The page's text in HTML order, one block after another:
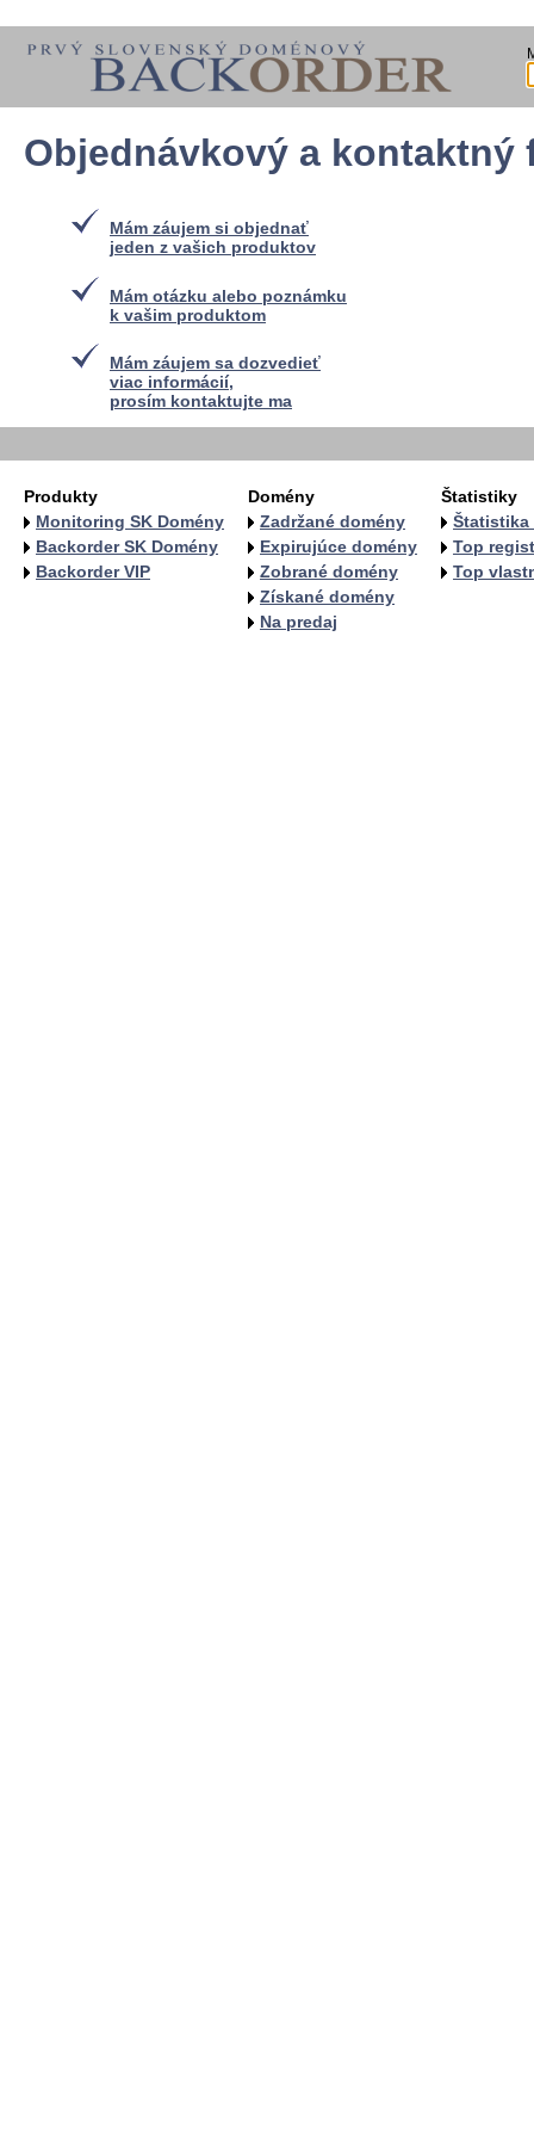
Objednávkový a kontaktný
Mám záujem si objednať
jeden z vašich produktov
Mám otázku alebo poznámku
k vašim produktom
Mám záujem sa dozvedieť
viac informácií,
prosím kontaktujte ma
Produkty
Monitoring SK Domény
Backorder SK Domény
Backorder VIP
Domény
Zadržané domény
Expirujúce domény
Zobrané domény
Získané domény
Na predaj
Štatistiky
Štatistika
Top
Top